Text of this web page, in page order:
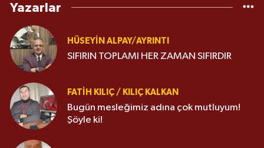
Yazarlar
HÜSEYIN ALPAY/AYRINTI
SIFIRIN TOPLAMI HER ZAMAN SIFIRDIR
FATIH KILIÇ / KILIÇ KALKAN
Bugün mesleğimiz adına çok mutluyum!
Şöyle ki!